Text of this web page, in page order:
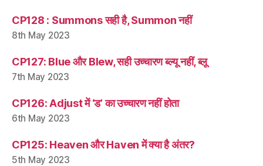
CP128 : Summons सही है, Summon नहीं
8th May 2023
CP127: Blue और Blew, सही उच्चारण ब्ल्यू नहीं, ब्लू
7th May 2023
CP126: Adjust में ‘ड’ का उच्चारण नहीं होता
6th May 2023
CP125: Heaven और Haven में क्या है अंतर?
5th May 2023